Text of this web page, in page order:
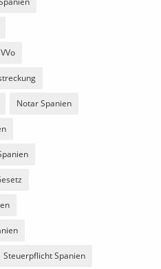
Notar Spanien
Steuerpflicht Spanien